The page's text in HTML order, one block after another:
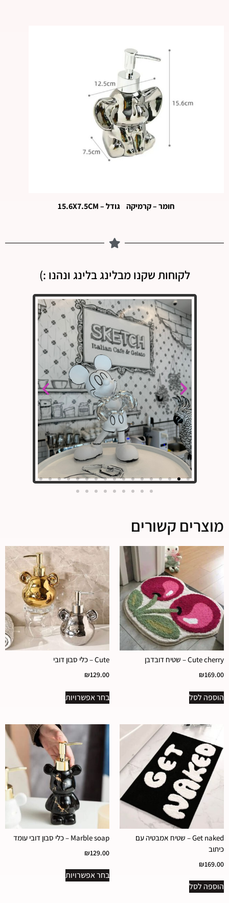
חומר – קרמיקה גודל – 15.6X7.5CM
לקוחות שקנו מבלינג בלינג ונהנו :)
מוצרים קשורים
Cute cherry – שטיח דובדבן
₪169.00
הוספה לסל
Cute – כלי סבון דובי
₪129.00
בחר אפשרויות
Get naked – שטיח אמבטיה עם
כיתוב
₪169.00
הוספה לסל
Marble soap – כלי סבון דובי עומד
₪129.00
בחר אפשרויות